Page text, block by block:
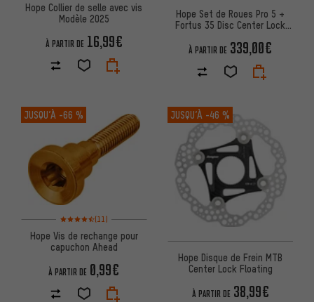
Hope Collier de selle avec vis
Modèle 2025
À PARTIR DE 16,99€
Hope Set de Roues Pro 5 +
Fortus 35 Disc Center Lock
À PARTIR DE 339,00€
JUSQU’À -66 %
Note moyenne : 4,5 sur 5 d'après 11 avis
(11)
Hope Vis de rechange pour
capuchon Ahead
À PARTIR DE 0,99€
JUSQU’À -46 %
Hope Disque de Frein MTB
Center Lock Floating
À PARTIR DE 38,99€